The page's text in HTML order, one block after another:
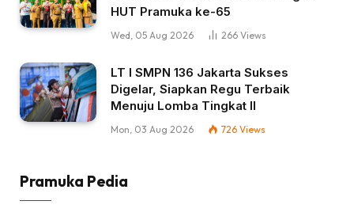
HUT Pramuka ke-65
Wed, 05 Aug 2026 266 Views
LT I SMPN 136 Jakarta Sukses
Digelar, Siapkan Regu Terbaik
Menuju Lomba Tingkat II
Mon, 03 Aug 2026 726 Views
Pramuka Pedia